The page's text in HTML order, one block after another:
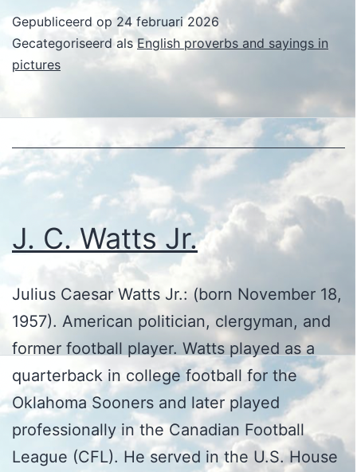
Watts
Jr.
Gepubliceerd op24 februari 2026
Gecategoriseerd alsEnglish proverbs and sayings in
pictures
J. C. Watts Jr.
Julius Caesar Watts Jr.: (born November 18,
1957). American politician, clergyman, and
former football player. Watts played as a
quarterback in college football for the
Oklahoma Sooners and later played
professionally in the Canadian Football
League (CFL). He served in the U.S. House